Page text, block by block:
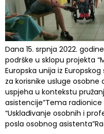
Dana 15. srpnja 2022.
podrške u sklopu projekta
Europska unija iz
za korisnike usluge osobne
uspjeha u kontekstu
asistencije”Tema
“Usklađivanje osobnih i
posla osobnog